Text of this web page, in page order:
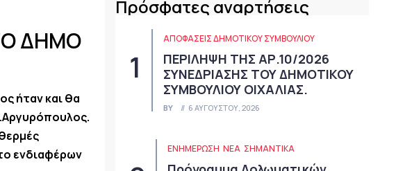
ΔΗΜΟ
ήταν και θα
ενδιαφέρων
Πρόσφατες αναρτήσεις
ΑΠΟΦΆΣΕΙΣ ΔΗΜΟΤΙΚΟΎ ΣΥΜΒΟΥΛΊΟΥ
ΠΕΡΙΛΗΨΗ ΤΗΣ ΑΡ.10/2026
ΣΥΝΕΔΡΙΑΣΗΣ ΤΟΥ ΔΗΜΟΤΙΚΟΥ
ΣΥΜΒΟΥΛΙΟΥ ΟΙΧΑΛΙΑΣ.
BY 6 ΑΥΓΟΎΣΤΟΥ, 2026
ΕΝΗΜΕΡΩΣΗ ΝΈΑ ΣΗΜΑΝΤΙΚΆ